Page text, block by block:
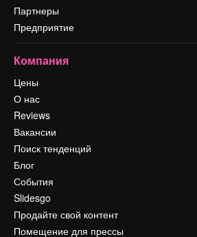
Партнеры
Предприятие
Компания
Цены
О нас
Reviews
Вакансии
Поиск тенденций
Блог
События
Slidesgo
Продайте свой контент
Помещение для прессы